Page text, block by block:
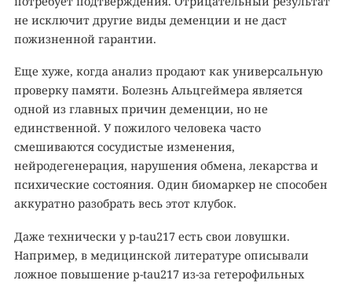
не исключит другие виды деменции и не даст
пожизненной гарантии.
Еще хуже, когда анализ продают как универсальную
проверку памяти. Болезнь Альцгеймера является
одной из главных причин деменции, но не
единственной. У пожилого человека часто
смешиваются сосудистые изменения,
нейродегенерация, нарушения обмена, лекарства и
психические состояния. Один биомаркер не способен
аккуратно разобрать весь этот клубок.
Даже технически у p-tau217 есть свои ловушки.
Например, в медицинской литературе описывали
ложное повышение p-tau217 из-за гетерофильных